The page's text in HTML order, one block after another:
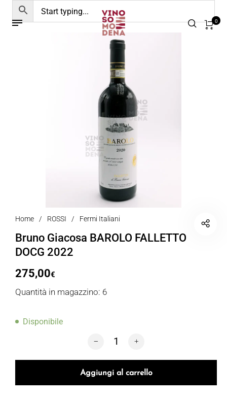
0
Home / ROSSI / Fermi Italiani
Bruno Giacosa BAROLO FALLETTO
DOCG 2022
275,00€
Quantità in magazzino: 6
Disponibile
Bruno Giacosa BAROLO FALLETTO
Aggiungi al carrello